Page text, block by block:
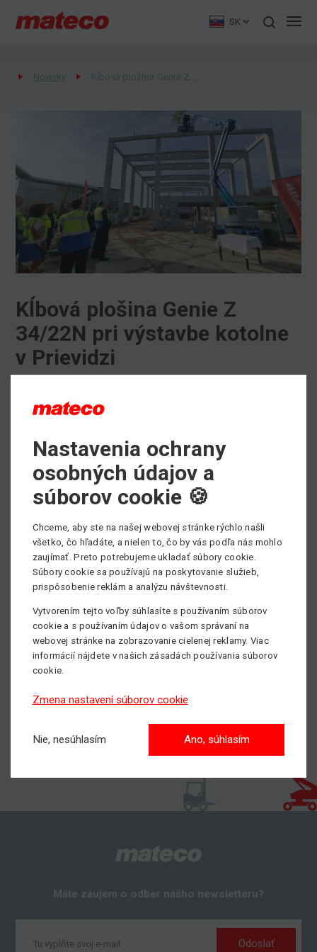
SK
Kĺbová plošina Genie Z
34/22N pri výstavbe kotolne
v Prievidzi
Pracovné plošiny súideálnym pomocníkom pri stavebných
skúsenostiam vie vždy presneodporúčiť vhodný typ stroja
pre Vaše potreby.V rámci poradenstva pri
vždy konzultujeme s každým zákazníkom využitie stroja.
Pre stavebné práce na výstavbu novej kotolni v Prievidzi
sme zákazníkovi odporúčili na
prenájom kĺbovú plošinu
Genie Z 34/22N.Samohybné kĺbové plošiny sú vhodné pre
práce, kedy je potrebný stranový dosah. Využívajú sa
najmä v prostrediach vybavených množstvom technológie
alebo pri vonkajších prácach, kedy je potrebné prekonávať
rôzne terénne či výškové prekážky.
Technický prospekt s kompletnými informáciami o tejto
kĺbovej plošine nájdeteTU.
Máte záujem o odber nášho newsletteru?
Odoslať
Nastavenia ochrany
osobných údajov a
súborov cookie 🍪
Chceme, aby ste na našej webovej stránke rýchlo našli
všetko, čo hľadáte, a nielen to, čo by vás podľa nás mohlo
zaujímať. Preto potrebujeme ukladať súbory cookie.
Súbory cookie sa používajú na poskytovanie služieb,
prispôsobenie reklám a analýzu návštevnosti.
Vytvorením tejto voľby súhlasíte s používaním súborov
cookie a s používaním údajov o vašom správaní na
webovej stránke na zobrazovanie cielenej reklamy. Viac
informácií nájdete v našich zásadách používania súborov
cookie.
Zmena nastavení súborov cookie
Nie, nesúhlasím Ano, súhlasím